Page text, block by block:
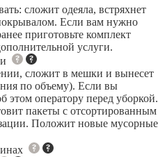
сложит одеяла, встряхнет
Если вам нужно
приготовьте комплект
услуги.
сложит в мешки и вынесет
по объему). Если вы
этом оператору перед уборкой.
пакеты с отсортированным
Положит новые мусорные